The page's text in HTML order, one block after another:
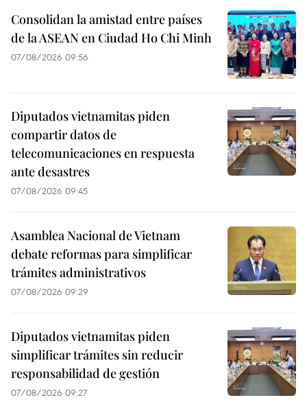
Consolidan la amistad entre países
de la ASEAN en Ciudad Ho Chi Minh
07/08/2026 09:56
Diputados vietnamitas piden
compartir datos de
telecomunicaciones en respuesta
ante desastres
07/08/2026 09:45
Asamblea Nacional de Vietnam
debate reformas para simplificar
trámites administrativos
07/08/2026 09:29
Diputados vietnamitas piden
simplificar trámites sin reducir
responsabilidad de gestión
07/08/2026 09:27